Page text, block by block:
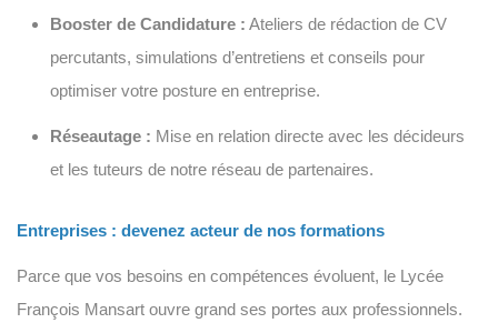
Booster de Candidature : Ateliers de rédaction de CV
percutants, simulations d’entretiens et conseils pour
optimiser votre posture en entreprise.
Réseautage : Mise en relation directe avec les décideurs
et les tuteurs de notre réseau de partenaires.
Entreprises : devenez acteur de nos formations
Parce que vos besoins en compétences évoluent, le Lycée
François Mansart ouvre grand ses portes aux professionnels.